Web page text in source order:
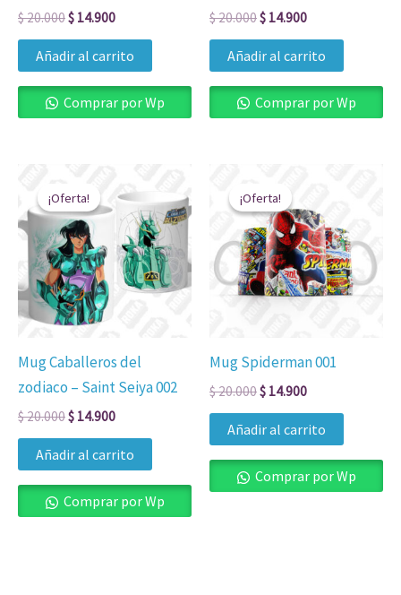
$20.000$ 14.900
Añadir al carrito
Comprar por Wp
$20.000$ 14.900
Añadir al carrito
Comprar por Wp
¡Oferta!
¡Oferta!
Mug Caballeros del
zodiaco – Saint Seiya 002
$20.000
original
era:
$ 20.000.
$ 14.900
precio
actual
es:
$ 14.900.
Añadir al carrito
Comprar por Wp
¡Oferta!
¡Oferta!
Mug Spiderman 001
$20.000
original
era:
$ 20.000.
$ 14.900
es:
$ 14.900.
Añadir al carrito
Comprar por Wp